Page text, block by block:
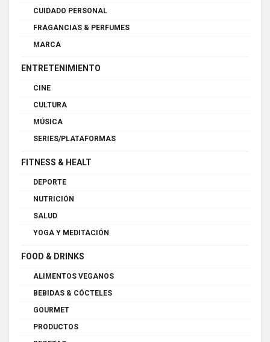
CUIDADO PERSONAL
FRAGANCIAS & PERFUMES
MARCA
ENTRETENIMIENTO
CINE
CULTURA
MÚSICA
SERIES/PLATAFORMAS
FITNESS & HEALT
DEPORTE
NUTRICIÓN
SALUD
YOGA Y MEDITACIÓN
FOOD & DRINKS
ALIMENTOS VEGANOS
BEBIDAS & CÓCTELES
GOURMET
PRODUCTOS